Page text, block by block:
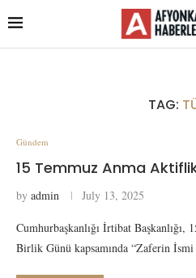
TAG:
Gündem
15 Temmuz Anma
by admin July 13, 2025
Cumhurbaşkanlığı İrtibat
Birlik Günü kapsamında “Zaferin